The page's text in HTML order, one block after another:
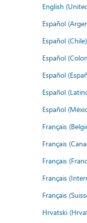
English
Español
Español (Chile)
Español
Español
Español
Español
Français
Français
Français
Français
Français
Hrvatski